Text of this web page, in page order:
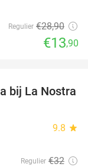
Regulier €28,90
€13,90
30%
bij La Nostra
9.8 star
Regulier €32